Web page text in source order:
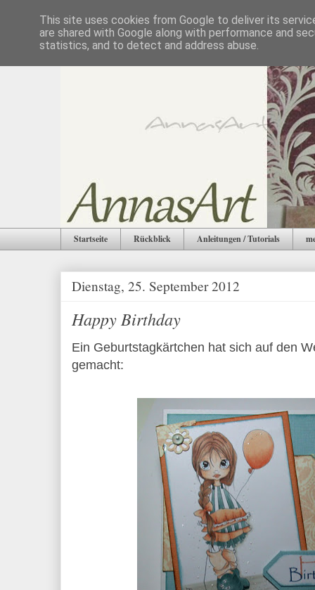
Startseite Rückblick Anleitungen / Tutorials
Dienstag, 25. September 2012
Happy Birthday
Ein Geburtstagkärtchen hat sich auf den
gemacht:
This site uses cookies from Google to deliver its
are shared with Google along with performance and
statistics, and to detect and address abuse.